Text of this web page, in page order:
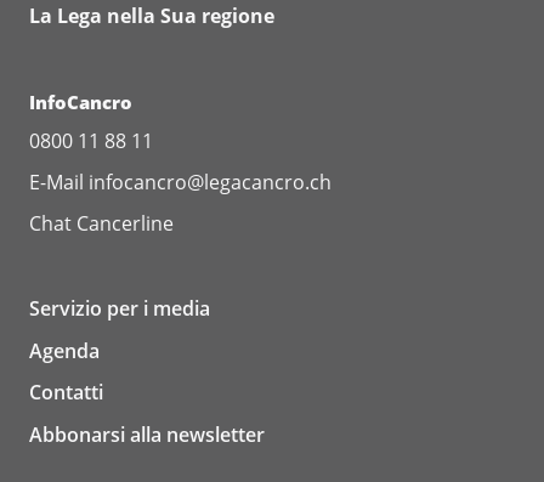
La Lega nella Sua regione
InfoCancro
0800 11 88 11
E-Mail infocancro@legacancro.ch
Chat Cancerline
Servizio per i media
Agenda
Contatti
Abbonarsi alla newsletter